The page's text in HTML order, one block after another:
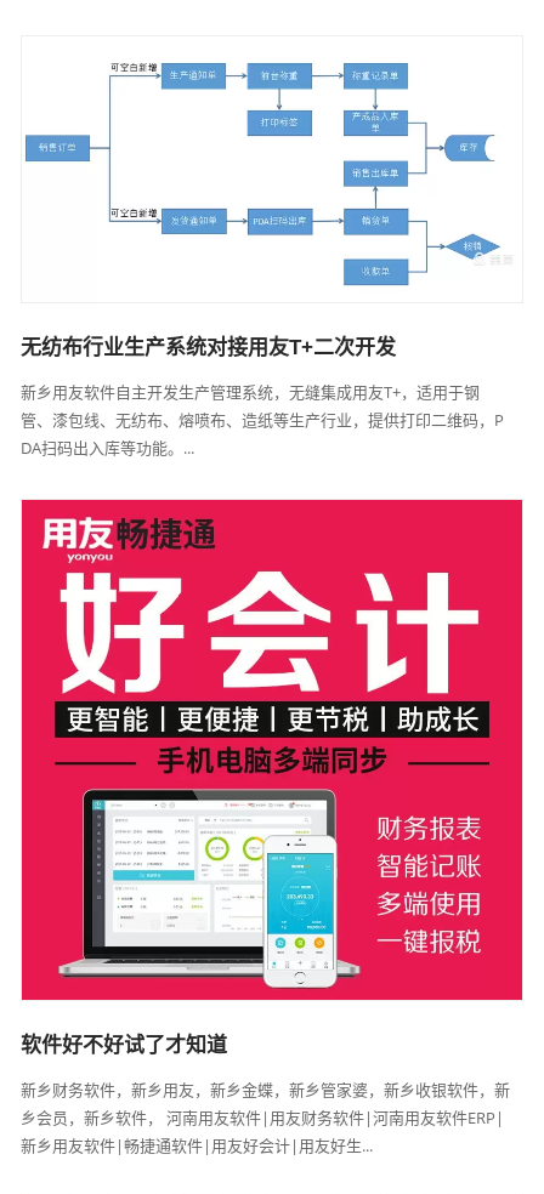
无纺布行业生产系统对接用友T+二次开发
新乡用友软件自主开发生产管理系统，无缝集成用友T+，适用于钢
管、漆包线、无纺布、熔喷布、造纸等生产行业，提供打印二维码，P
DA扫码出入库等功能。...
软件好不好试了才知道
新乡财务软件，新乡用友，新乡金蝶，新乡管家婆，新乡收银软件，新
乡会员，新乡软件， 河南用友软件|用友财务软件|河南用友软件ERP|
新乡用友软件|畅捷通软件|用友好会计|用友好生...